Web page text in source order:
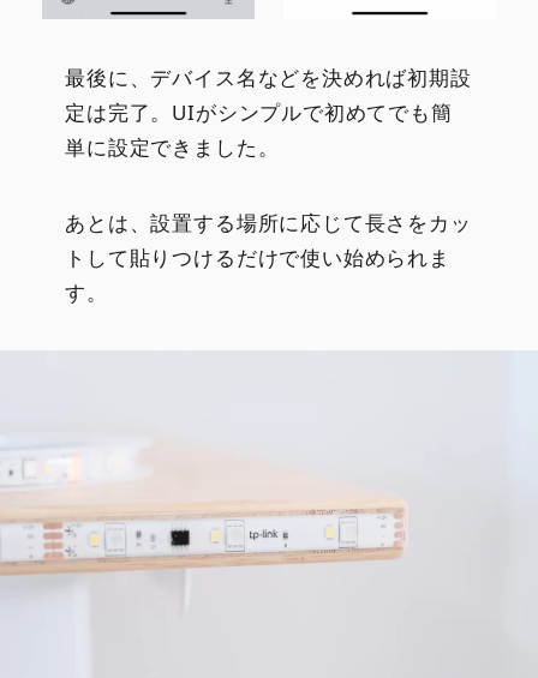
最後に、デバイス名などを決めれば初期設
定は完了。UIがシンプルで初めてでも簡
単に設定できました。
あとは、設置する場所に応じて長さをカッ
トして貼りつけるだけで使い始められま
す。